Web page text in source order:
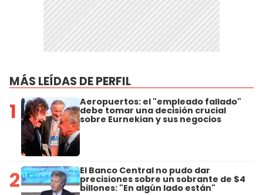
MÁS LEÍDAS DE PERFIL
1 Aeropuertos: el "empleado fallado"
debe tomar una decisión crucial
sobre Eurnekian y sus negocios
2 El Banco Central no pudo dar
precisiones sobre un sobrante de $4
billones: "En algún lado están"